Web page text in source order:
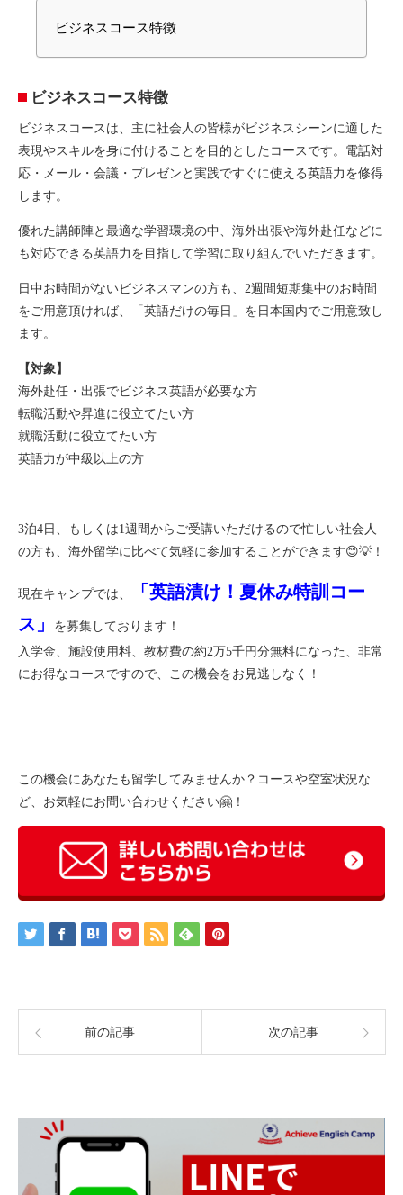
ビジネスコース特徴
ビジネスコース特徴
ビジネスコースは、主に社会人の皆様がビジネスシーンに適した
表現やスキルを身に付けることを目的としたコースです。電話対
応・メール・会議・プレゼンと実践ですぐに使える英語力を修得
します。
優れた講師陣と最適な学習環境の中、海外出張や海外赴任などに
も対応できる英語力を目指して学習に取り組んでいただきます。
日中お時間がないビジネスマンの方も、2週間短期集中のお時間
をご用意頂ければ、「英語だけの毎日」を日本国内でご用意致し
ます。
【対象】
海外赴任・出張でビジネス英語が必要な方
転職活動や昇進に役立てたい方
就職活動に役立てたい方
英語力が中級以上の方
3泊4日、もしくは1週間からご受講いただけるので忙しい社会人
の方も、海外留学に比べて気軽に参加することができます😊💡！
現在キャンプでは、
「英語漬け！夏休み特訓コー
ス」
を募集しております！
入学金、施設使用料、教材費の約2万5千円分無料になった、非常
にお得なコースですので、この機会をお見逃しなく！
この機会にあなたも留学してみませんか？コースや空室状況な
ど、お気軽にお問い合わせください🤗！
前の記事 次の記事